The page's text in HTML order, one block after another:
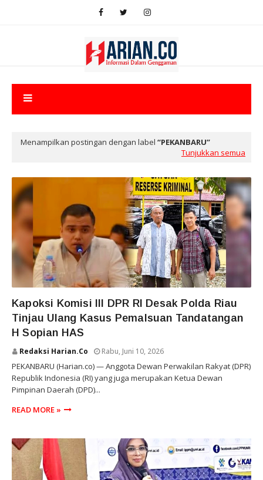
Menampilkan postingan dengan label
PEKANBARU
Tunjukkan semua
Kapoksi Komisi III DPR RI Desak Polda Riau
Tinjau Ulang Kasus Pemalsuan Tandatangan
H Sopian HAS
Redaksi Harian.co Rabu, Juni 10, 2026
PEKANBARU (Harian.co) — Anggota Dewan Perwakilan Rakyat (DPR)
Republik Indonesia (RI) yang juga merupakan Ketua Dewan
Pimpinan Daerah (DPD)...
READ MORE »